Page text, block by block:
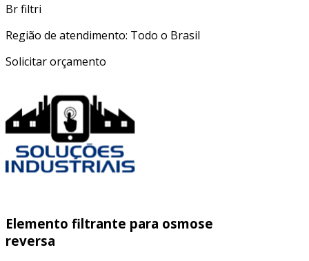
Br filtri
Região de atendimento: Todo o Brasil
Solicitar orçamento
Elemento filtrante para osmose
reversa